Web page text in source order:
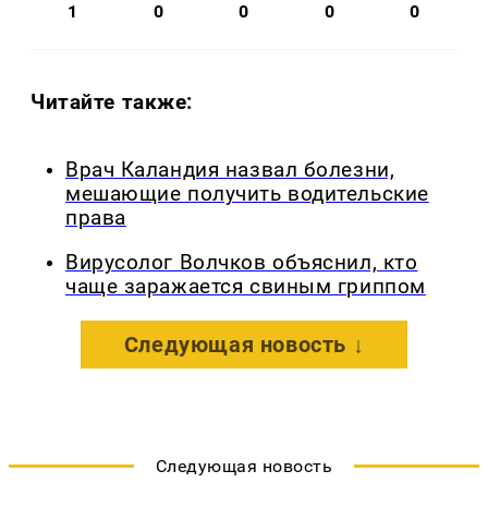
1 0 0 0 0
Читайте также:
Врач Каландия назвал болезни,
мешающие получить водительские
права
Вирусолог Волчков объяснил, кто
чаще заражается свиным гриппом
Следующая новость ↓
Следующая новость